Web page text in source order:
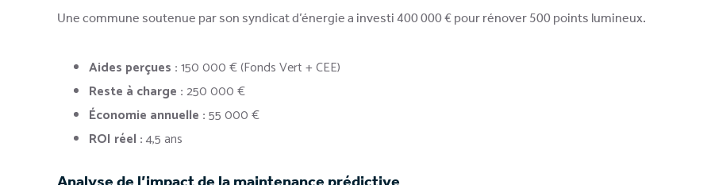
Une commune soutenue par son syndicat d’énergie a investi 400 000 € pour rénover 500 points lumineux.
Aides perçues :150 000 € (Fonds Vert + CEE)
Reste à charge :250 000 €
Économie annuelle :55 000 €
ROI réel :4,5 ans